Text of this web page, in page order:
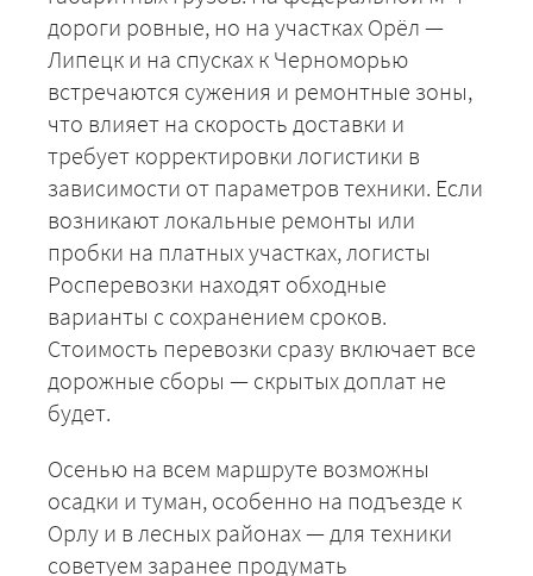
дороги ровные, но на участках Орёл —
Липецк и на спусках к Черноморью
встречаются сужения и ремонтные зоны,
что влияет на скорость доставки и
требует корректировки логистики в
зависимости от параметров техники. Если
возникают локальные ремонты или
пробки на платных участках, логисты
Росперевозки находят обходные
варианты с сохранением сроков.
Стоимость перевозки сразу включает все
дорожные сборы — скрытых доплат не
будет.
Осенью на всем маршруте возможны
осадки и туман, особенно на подъезде к
Орлу и в лесных районах — для техники
советуем заранее продумать